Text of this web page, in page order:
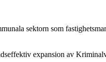
sektorn som
expansion av